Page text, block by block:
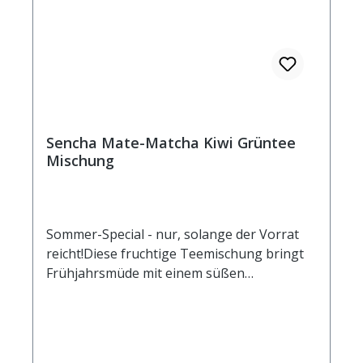
Sencha Mate-Matcha Kiwi Grüntee
Mischung
Sommer-Special - nur, solange der Vorrat
reicht!Diese fruchtige Teemischung bringt
Frühjahrsmüde mit einem süßen